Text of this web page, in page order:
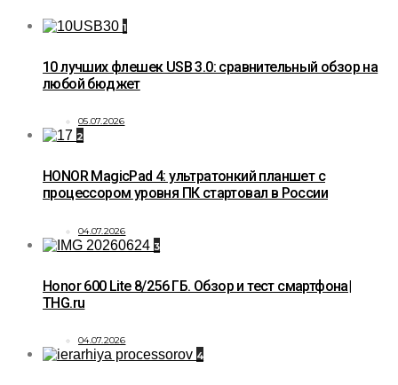
1
10 лучших флешек USB 3.0: сравнительный обзор на
любой бюджет
05.07.2026
2
HONOR MagicPad 4: ультратонкий планшет с
процессором уровня ПК стартовал в России
04.07.2026
3
Honor 600 Lite 8/256 ГБ. Обзор и тест смартфона|
THG.ru
04.07.2026
4